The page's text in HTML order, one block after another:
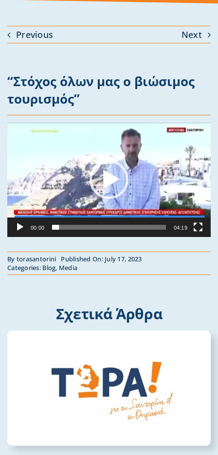
Previous Next
“Στόχος όλων μας ο βιώσιμος
τουρισμός”
Video
00:00 04:19
By torasantorini
Published On: July 17, 2023
Categories: Blog, Media
Σχετικά Άρθρα